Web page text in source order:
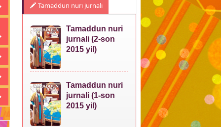
Tamaddun nurı jurnalı
Tamaddun nuri
jurnali (2-son
2015 yil)
Tamaddun nuri
jurnali (1-son
2015 yil)